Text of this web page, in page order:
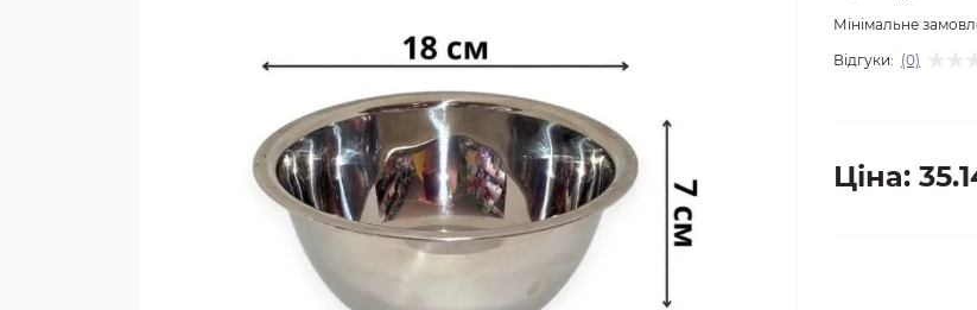
Мінімальне
Відгуки: (0)
Ціна: